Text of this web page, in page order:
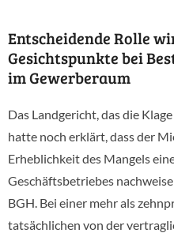
Entscheidende Rolle
Gesichtspunkte bei
im Gewerberaum
Das Landgericht, das die
hatte noch erklärt, dass der
Erheblichkeit des Mangels
Geschäftsbetriebes
BGH. Bei einer mehr als
tatsächlichen von der